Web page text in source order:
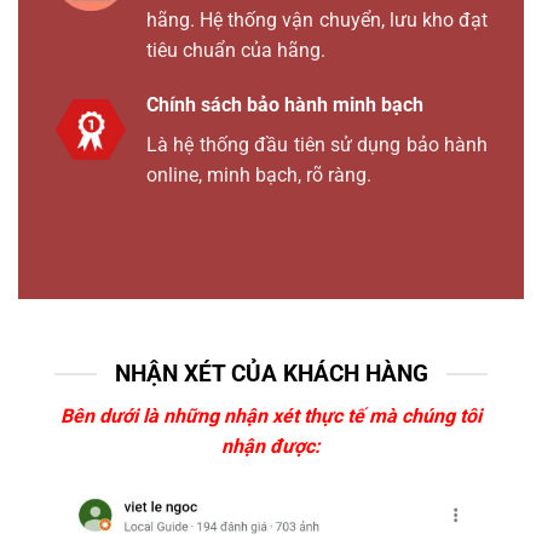
hãng. Hệ thống vận chuyển, lưu kho đạt
tiêu chuẩn của hãng.
Chính sách bảo hành minh bạch
Là hệ thống đầu tiên sử dụng bảo hành
online, minh bạch, rõ ràng.
NHẬN XÉT CỦA KHÁCH HÀNG
Bên dưới là những nhận xét thực tế mà chúng tôi
nhận được: